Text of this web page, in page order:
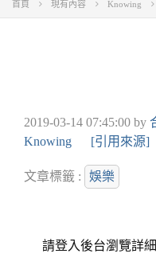
首頁 現有內容 Knowing
2019-03-14 07:45:00 by
Knowing
[引用來源]
文章標籤 : 娛樂
請登入後台瀏覽詳